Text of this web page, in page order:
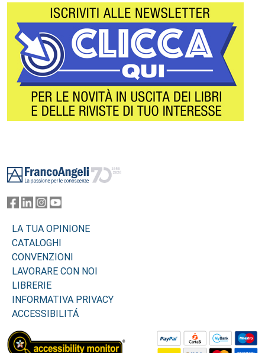
LA TUA OPINIONE
CATALOGHI
CONVENZIONI
LAVORARE CON NOI
LIBRERIE
INFORMATIVA PRIVACY
ACCESSIBILITÁ